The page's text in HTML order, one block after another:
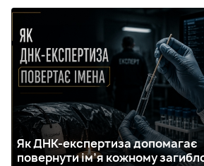
Як ДНК-експертиза допомагає
повернути ім’я кожному